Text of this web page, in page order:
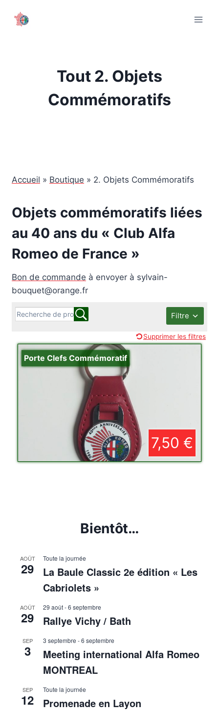
Tout 2. Objets
Commémoratifs
Accueil » Boutique » 2. Objets Commémoratifs
Objets commémoratifs liées
au 40 ans du « Club Alfa
Romeo de France »
Bon de commande à envoyer à sylvain-
bouquet@orange.fr
Filtre
Supprimer les filtres
Porte Clefs Commémoratif
7,50 €
Bientôt…
AOÛT
29
Toute la journée
La Baule Classic 2e édition « Les
Cabriolets »
AOÛT
29
29 août-6 septembre
Rallye Vichy / Bath
SEP
3
3 septembre -6 septembre
Meeting international Alfa Romeo
MONTREAL
SEP
12
Toute la journée
Promenade en Layon